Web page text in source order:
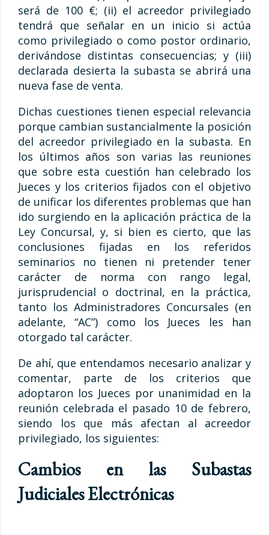
será de 100 €; (ii) el acreedor privilegiado
tendrá que señalar en un inicio si actúa
como privilegiado o como postor ordinario,
derivándose distintas consecuencias; y (iii)
declarada desierta la subasta se abrirá una
nueva fase de venta.
Dichas cuestiones tienen especial relevancia
porque cambian sustancialmente la posición
del acreedor privilegiado en la subasta. En
los últimos años son varias las reuniones
que sobre esta cuestión han celebrado los
Jueces y los criterios fijados con el objetivo
de unificar los diferentes problemas que han
ido surgiendo en la aplicación práctica de la
Ley Concursal, y, si bien es cierto, que las
conclusiones fijadas en los referidos
seminarios no tienen ni pretender tener
carácter de norma con rango legal,
jurisprudencial o doctrinal, en la práctica,
tanto los Administradores Concursales (en
adelante, “AC”) como los Jueces les han
otorgado tal carácter.
De ahí, que entendamos necesario analizar y
comentar, parte de los criterios que
adoptaron los Jueces por unanimidad en la
reunión celebrada el pasado 10 de febrero,
siendo los que más afectan al acreedor
privilegiado, los siguientes:
Cambios en las Subastas
Judiciales Electrónicas